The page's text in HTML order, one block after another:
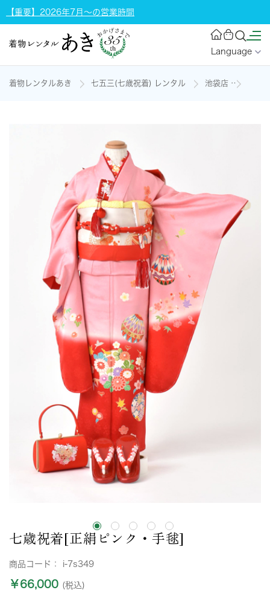
【重要】2026年7月～の営業時間
Language
着物レンタルあき 七五三(七歳祝着) レンタル 池袋店
七歳祝着[正絹ピンク・手毬]
商品コード： i-7s349
￥66,000 (税込)